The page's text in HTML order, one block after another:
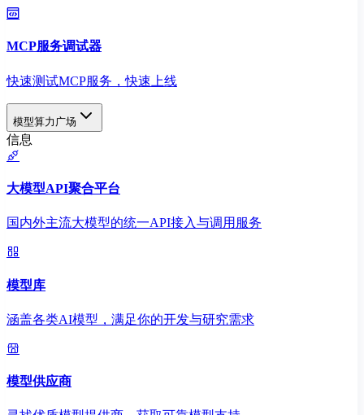
MCP服务调试器
快速测试MCP服务，快速上线
模型算力广场
信息
大模型API聚合平台
国内外主流大模型的统一API接入与调用服务
模型库
涵盖各类AI模型，满足你的开发与研究需求
模型供应商